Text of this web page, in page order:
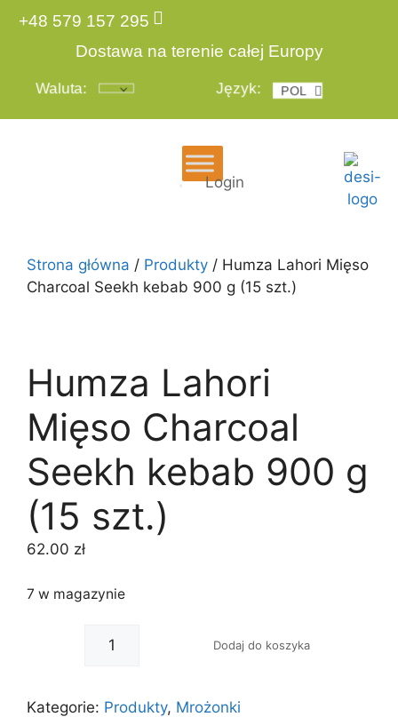
+48 579 157 295
Dostawa na terenie całej Europy
Waluta: Język: POL
ENG
Login
Strona główna / Produkty / Humza Lahori Mięso
Charcoal Seekh kebab 900 g (15 szt.)
Humza Lahori
Mięso Charcoal
Seekh kebab 900 g
(15 szt.)
62.00 zł
7 w magazynie
Dodaj do koszyka
Kategorie: Produkty, Mrożonki